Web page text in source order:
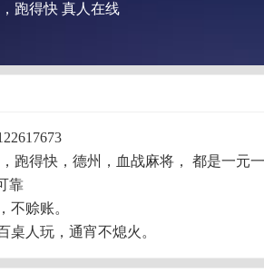
跑得快 真人在线
跑得快，德州，血战麻将， 都是一元
靠
不赊账。
桌人玩，通宵不熄火。